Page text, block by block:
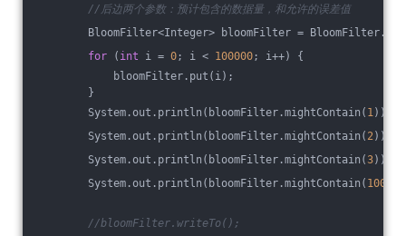
//后边两个参数：预计包含的数据量，和允许的误差值
BloomFilter<Integer> bloomFilter =
for ( int i = 0; i < 100000; i++) {
bloomFilter.put(i);
}
System.out.println(bloomFilter.mightContain( 1));
System.out.println(bloomFilter.mightContain( 2));
System.out.println(bloomFilter.mightContain(3));
System.out.println(bloomFilter.mightContain( 100001
//bloomFilter.writeTo();